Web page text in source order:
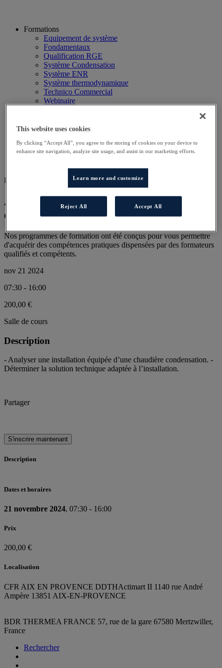
Formations
Equipement de système
Fondamentaux
Qualification RGE
Système Condensation
Système ENR
Système thermodynamique
Technico Commercial
Webinaire
Planning
Autres sites
Particulier
DD COND AT
Approfondissement technique des
chaudières à condensation
Nos programmes de formation ont été conçus pour vous permettre
d'acquérir des compétences pratiques dispensées par des formateurs
qualifiés et compétents.
nov 21 2024
07:30 - 16:00
200,00 €
Salle de cours
Description
- Analyser une installation équipée d’une chaudière condensation. -
Déterminer la solution technique adaptée à l’installation.
Partager
S'inscrire maintenant
Description
Dates et horaires
21 novembre 2024, 07:30 - 16:00
Prix
200,00 €
Localisation
CFR AIX EN PROVENCE DDTHActimart II 1140 rue André
Ampère 13851 AIX-EN-PROVENCE
BDR THERMEA FRANCE 57, rue de la gare 67580 Mertzwiller,
France
Rechercher
This website uses cookies
By clicking “Accept All”, you agree to the storing of cookies on your device to
enhance site navigation, analyze site usage, and assist in our marketing efforts.
Learn more and customize
Reject All Accept All